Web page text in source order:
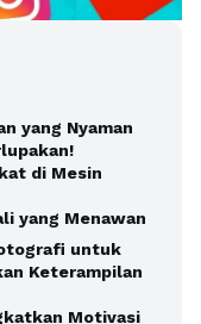
yang Nyaman
di Mesin
yang Menawan
untuk
Keterampilan
Motivasi